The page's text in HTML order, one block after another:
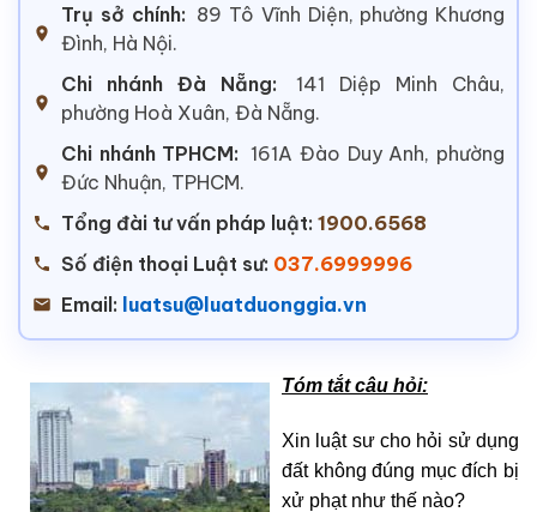
Trụ sở chính: 89 Tô Vĩnh Diện, phường Khương
Đình, Hà Nội.
Chi nhánh Đà Nẵng:
141 Diệp Minh Châu,
phường Hoà Xuân, Đà Nẵng.
Chi nhánh TPHCM: 161A Đào Duy Anh, phường
Đức Nhuận, TPHCM.
Tổng đài tư vấn pháp luật: 1900.6568
Số điện thoại Luật sư: 037.6999996
Email: luatsu@luatduonggia.vn
Tóm tắt câu hỏi:
Xin luật sư cho hỏi sử dụng
đất không đúng mục đích bị
xử phạt như thế nào?